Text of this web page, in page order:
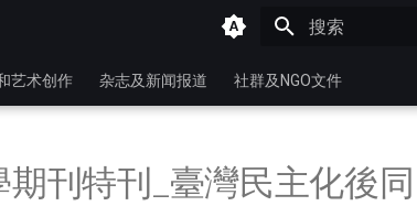
艺术创作 杂志及新闻报道 社群及NGO文件
刊特刊_臺灣民主化後同